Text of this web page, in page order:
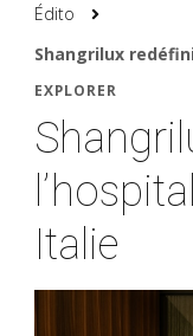
Édito
Shangrilux
EXPLORER
Italie